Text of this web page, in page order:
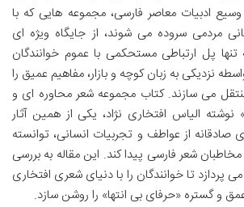
ادبیات معاصر فارسی، مجموعه هایی که با
مردمی سروده می شوند، از جایگاه ویژه ای
تنها پل ارتباطی مستحکمی با عموم خوانندگان
نزدیکی به زبان کوچه و بازار، مفاهیم عمیق را
می سازند. کتاب مجموعه شعر محاوره ای و
نوشته الیاس افتخاری نژاد، یکی از همین آثار
صادقانه از عواطف و تجربیات انسانی، توانسته
شعر فارسی پیدا کند. این مقاله به بررسی
پردازد تا خوانندگان را با دنیای شعری افتخاری
عمق و گستره «حرفای بی انتها» را روشن سازد.